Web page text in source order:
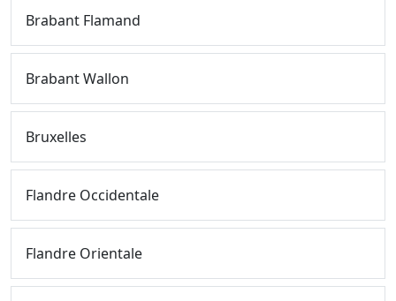
Brabant Flamand
Brabant Wallon
Bruxelles
Flandre Occidentale
Flandre Orientale